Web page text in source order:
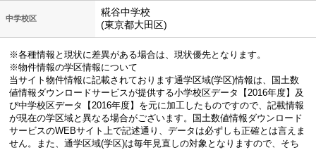
中学校区
糀谷中学校
(東京都大田区)
※各種情報と現状に差異がある場合は、現状優先となります。
※物件情報の学区情報について
当サイト物件情報に記載されております通学区域(学区)情報は、国土数
値情報ダウンロードサービスが提供する小学校区データ【2016年度】及
び中学校区データ【2016年度】を元に加工したものですので、記載情報
が現在の学区域と異なる場合がございます。国土数値情報ダウンロード
サービスのWEBサイト上で記述通り、データは必ずしも正確とは言えま
せん。また、通学区域(学区)は毎年見直しの対象となりますので、そち